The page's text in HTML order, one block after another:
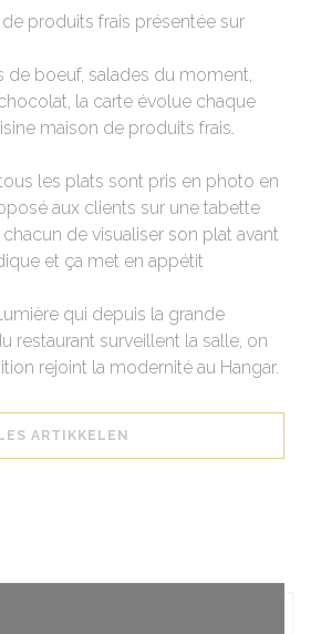
produits frais présentée sur
de boeuf, salades du moment,
la carte évolue chaque
maison de produits frais.
les plats sont pris en photo en
aux clients sur une tabette
de visualiser son plat avant
et ça met en appétit
qui depuis la grande
restaurant surveillent la salle, on
rejoint la modernité au Hangar.
ARTIKKELEN